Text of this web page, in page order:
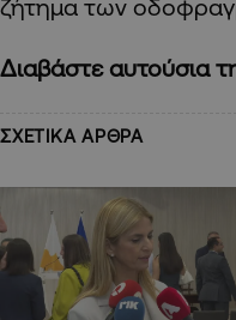
ζήτημα των
Διαβάστε αυτούσια
ΣΧΕΤΙΚΑ ΑΡΘΡΑ